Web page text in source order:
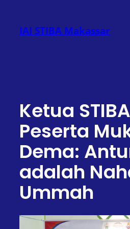
konten
IAI STIBA Makassar
Ketua
Peserta
Dema:
adalah
Ummah